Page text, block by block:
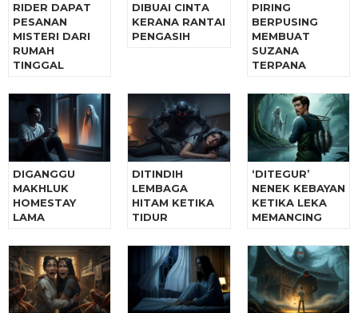
RIDER DAPAT
PESANAN
MISTERI DARI
RUMAH
TINGGAL
DIBUAI CINTA
KERANA RANTAI
PENGASIH
PIRING
BERPUSING
MEMBUAT
SUZANA
TERPANA
DIGANGGU
MAKHLUK
HOMESTAY
LAMA
DITINDIH
LEMBAGA
HITAM KETIKA
TIDUR
‘DITEGUR’
NENEK KEBAYAN
KETIKA LEKA
MEMANCING